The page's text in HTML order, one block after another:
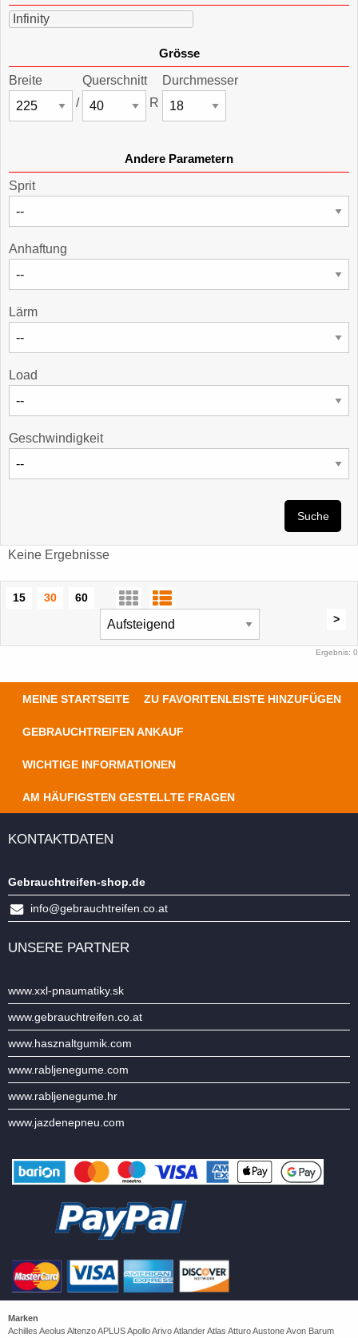
Infinity
Grösse
Breite
/
Querschnitt
R
Durchmesser
Andere Parametern
Sprit
Anhaftung
Lärm
Load
Geschwindigkeit
Suche
Keine Ergebnisse
15 30
60
>
Ergebnis: 0
MEINE STARTSEITE ZU FAVORITENLEISTE HINZUFÜGEN
GEBRAUCHTREIFEN ANKAUF
WICHTIGE INFORMATIONEN
AM HÄUFIGSTEN GESTELLTE FRAGEN
KONTAKTDATEN
Gebrauchtreifen-shop.de
info@gebrauchtreifen.co.at
UNSERE PARTNER
www.xxl-pnaumatiky.sk
www.gebrauchtreifen.co.at
www.hasznaltgumik.com
www.rabljenegume.com
www.rabljenegume.hr
www.jazdenepneu.com
Marken
Achilles Aeolus Altenzo APLUS Apollo Arivo Atlander Atlas Atturo Austone Avon Barum